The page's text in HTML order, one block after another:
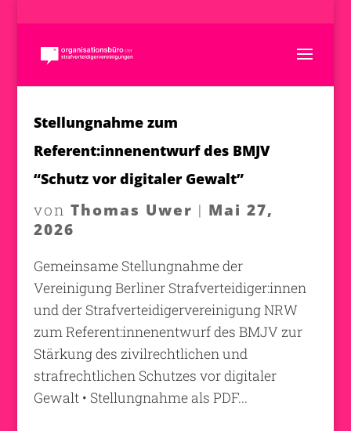
Stellungnahme zum
Referent:innenentwurf des BMJV
“Schutz vor digitaler Gewalt”
von Thomas Uwer | Mai 27,
2026
Gemeinsame Stellungnahme der
Vereinigung Berliner Strafverteidiger:innen
und der Strafverteidigervereinigung NRW
zum Referent:innenentwurf des BMJV zur
Stärkung des zivilrechtlichen und
strafrechtlichen Schutzes vor digitaler
Gewalt • Stellungnahme als PDF...